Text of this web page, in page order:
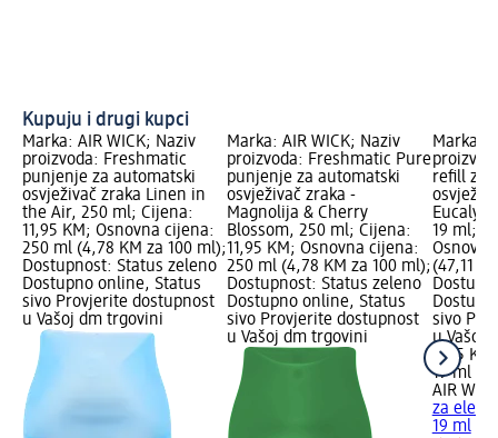
Kupuju i drugi kupci
Marka: AIR WICK; Naziv
proizvoda: Freshmatic
punjenje za automatski
osvježivač zraka Linen in
the Air, 250 ml; Cijena:
11,95 KM; Osnovna cijena:
250 ml (4,78 KM za 100 ml);
Dostupnost: Status zeleno
Dostupno online, Status
sivo Provjerite dostupnost
u Vašoj dm trgovini
Marka: AIR WICK; Naziv
proizvoda: Freshmatic Pure
punjenje za automatski
osvježivač zraka -
Magnolija & Cherry
Blossom, 250 ml; Cijena:
11,95 KM; Osnovna cijena:
250 ml (4,78 KM za 100 ml);
Dostupnost: Status zeleno
Dostupno online, Status
sivo Provjerite dostupnost
u Vašoj dm trgovini
Marka:
refill za
19 ml;
(47,11
sivo
u Vašoj
8,95 KM
19 ml
AIR
za
19 ml